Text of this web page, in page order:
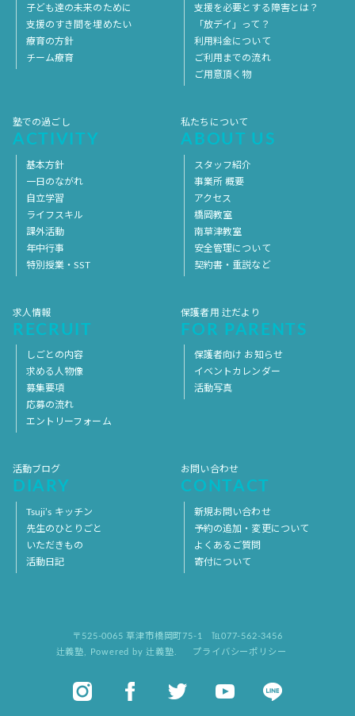
子ども達の未来のために
支援のすき間を埋めたい
療育の方針
チーム療育
支援を必要とする障害とは？
「放デイ」って？
利用料金について
ご利用までの流れ
ご用意頂く物
塾での過ごし
ACTIVITY
基本方針
一日のながれ
自立学習
ライフスキル
課外活動
年中行事
特別授業・SST
私たちについて
ABOUT US
スタッフ紹介
事業所 概要
アクセス
橋岡教室
南草津教室
安全管理について
契約書・重説など
求人情報
RECRUIT
しごとの内容
求める人物像
募集要項
応募の流れ
エントリーフォーム
保護者用 辻だより
FOR PARENTS
保護者向け お知らせ
イベントカレンダー
活動写真
活動ブログ
DIARY
Tsuji’s キッチン
先生のひとりごと
いただきもの
活動日記
お問い合わせ
CONTACT
新規お問い合わせ
予約の追加・変更について
よくあるご質問
寄付について
〒525-0065 草津市橋岡町75-1
℡077-562-3456
辻義塾
Powered by 辻義塾. プライバシーポリシー